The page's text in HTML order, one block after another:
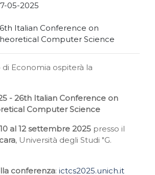
05-2025
Italian Conference on
Computer Science
Economia ospiterà la
- 26th Italian Conference on
Computer Science
10 al 12 settembre 2025 presso il
, Università degli Studi "G.
conferenza: ictcs2025.unich.it